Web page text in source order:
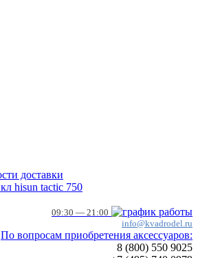
09:30 — 21:00
info@kvadrodel.ru
По вопросам приобретения аксессуаров:
8 (800) 550 9025